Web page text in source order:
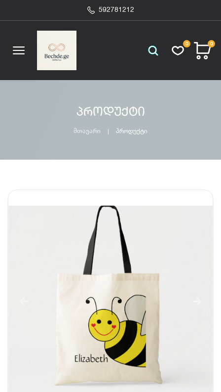
592781212
0 0
პროდუქტი
მთავარი პროდუქტი